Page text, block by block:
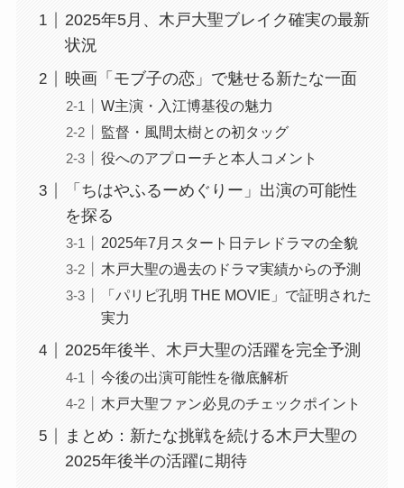
2025年5月、木戸大聖ブレイク確実の最新
状況
映画「モブ子の恋」で魅せる新たな一面
W主演・入江博基役の魅力
監督・風間太樹との初タッグ
役へのアプローチと本人コメント
「ちはやふるーめぐりー」出演の可能性
を探る
2025年7月スタート日テレドラマの全貌
木戸大聖の過去のドラマ実績からの予測
「パリピ孔明 THE MOVIE」で証明された
実力
2025年後半、木戸大聖の活躍を完全予測
今後の出演可能性を徹底解析
木戸大聖ファン必見のチェックポイント
まとめ：新たな挑戦を続ける木戸大聖の
2025年後半の活躍に期待